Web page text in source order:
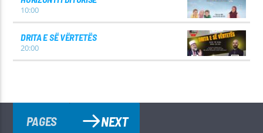
10:00
DRITA E SË VËRTETËS
20:00
PAGES NEXT